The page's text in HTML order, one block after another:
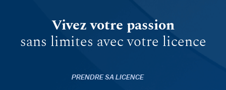
Vivez votre passion
sans limites avec votre licence
PRENDRE SA LICENCE